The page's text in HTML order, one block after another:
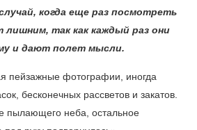
когда еще раз посмотреть
лишним, так как каждый раз они
и дают полет мысли.
пейзажные фотографии, иногда
бесконечных рассветов и закатов.
пылающего неба, остальное